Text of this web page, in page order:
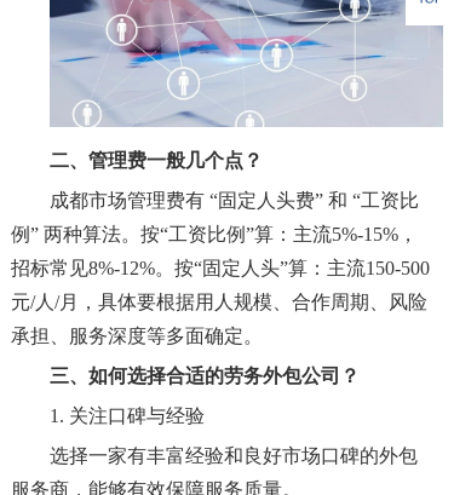
二、管理费一般几个点？
成都市场管理费有 “固定人头费” 和 “工资比
例” 两种算法。按“工资比例”算：主流5%-15%，
招标常见8%-12%。按“固定人头”算：主流150-500
元/人/月，具体要根据用人规模、合作周期、风险
承担、服务深度等多面确定。
三、如何选择合适的劳务外包公司？
1. 关注口碑与经验
选择一家有丰富经验和良好市场口碑的外包
服务商，能够有效保障服务质量。